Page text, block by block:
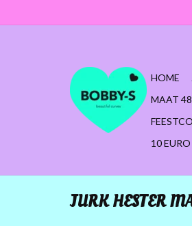
HOME
MAAT
10
JURK HESTER